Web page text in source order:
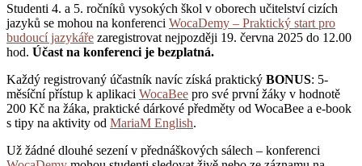
Studenti 4. a 5. ročníků vysokých škol v oborech učitelství cizích
jazyků se mohou na konferenci WocaDemy – Praktický start pro
budoucí jazykáře zaregistrovat nejpozději 19. června 2025 do 12.00
hod. Účast na konferenci je bezplatná.
Každý registrovaný účastník navíc získá praktický BONUS: 5-
měsíční přístup k aplikaci WocaBee pro své první žáky v hodnotě
200 Kč na žáka, praktické dárkové předměty od WocaBee a e-book
s tipy na aktivity od MariaM English.
Už žádné dlouhé sezení v přednáškových sálech – konferenci